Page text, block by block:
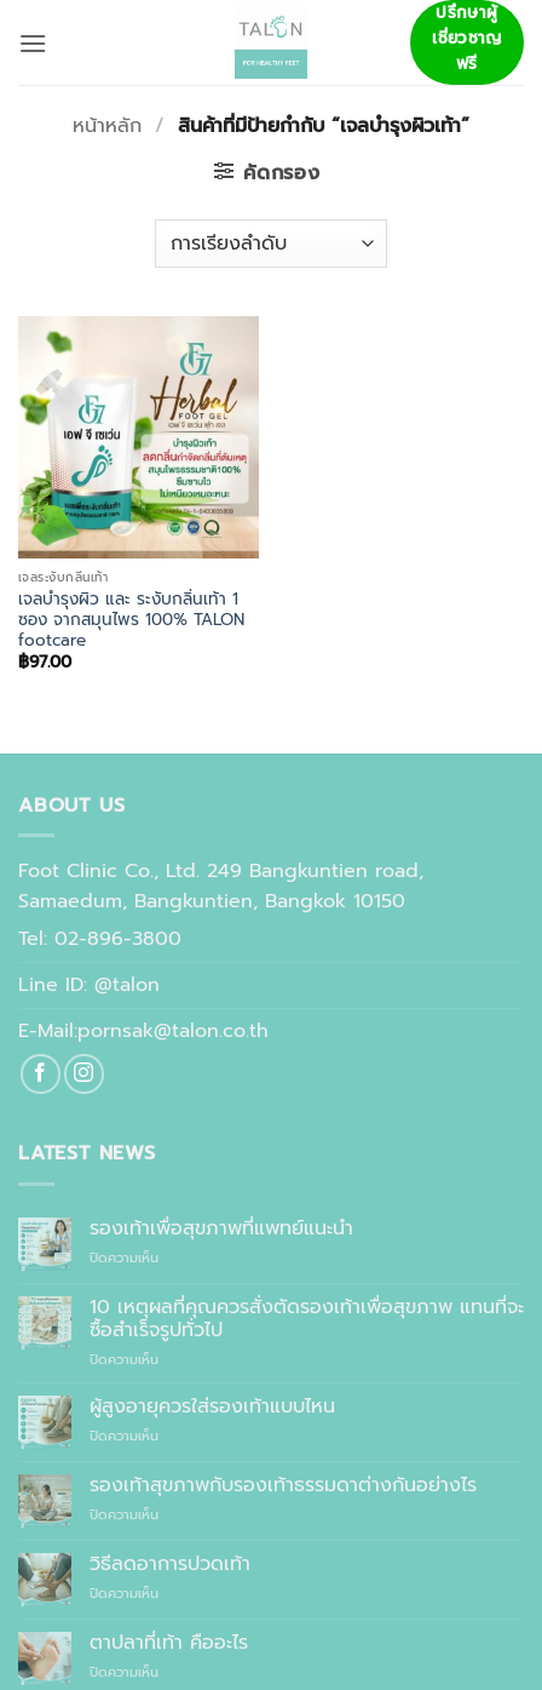
ปรึกษาผู้
เชี่ยวชาญ
ฟรี
หน้าหลัก / สินค้าที่มีป้ายกำกับ “เจลบำรุงผิวเท้า”
คัดกรอง
เจลระงับกลิ่นเท้า
เจลบำรุงผิว และ ระงับกลิ่นเท้า 1
ซอง จากสมุนไพร 100% TALON
footcare
฿97.00
ABOUT US
Foot Clinic Co., Ltd. 249 Bangkuntien road,
Samaedum, Bangkuntien, Bangkok 10150
Tel: 02-896-3800
Line ID: @talon
E-Mail:pornsak@talon.co.th
LATEST NEWS
รองเท้าเพื่อสุขภาพที่แพทย์แนะนำ
ปิดความเห็นบน
เพื่อ
สุขภาพ
ที่
แพทย์
10 เหตุผลที่คุณควรสั่งตัดรองเท้าเพื่อสุขภาพ แทนที่จะ
ซื้อสำเร็จรูปทั่วไป
ปิดความเห็นบน
เหตุผล
คุณ
สั่ง
ตัด
รองเท้า
สุขภาพ
สำเร็จรูป
ทั่วไป
ผู้สูงอายุควรใส่รองเท้าแบบไหน
ปิดความเห็นบน
สูง
อายุ
ควร
รองเท้า
ไหน
รองเท้าสุขภาพกับรองเท้าธรรมดาต่างกันอย่างไร
ปิดความเห็นบน
สุขภาพ
กับ
รองเท้า
ต่าง
อย่างไร
วิธีลดอาการปวดเท้า
ปิดความเห็นบน
ลด
อาการ
ปวด
ตาปลาที่เท้า คืออะไร
ปิดความเห็นบน